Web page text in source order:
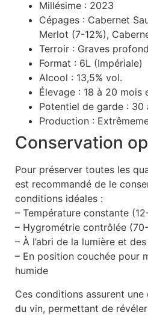
Millésime : 2023
Cépages : Cabernet
Merlot (7-12%),
Terroir : Graves
Format : 6L (Impériale)
Alcool : 13,5% vol.
Élevage : 18 à 20 mois
Potentiel de garde : 30
Production :
Conservation
Pour préserver toutes les
est recommandé de le
conditions idéales :
– Température constante
– Hygrométrie contrôlée
– À l’abri de la lumière et
– En position couchée pour
humide
Ces conditions assurent
du vin, permettant de